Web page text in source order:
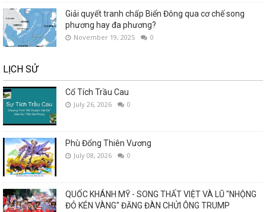
Giải quyết tranh chấp Biển Đông qua cơ chế song
phương hay đa phương?
November 19, 2025 0
LỊCH SỬ
Cổ Tích Trầu Cau
July 26, 2026 0
Phù Đổng Thiên Vương
July 08, 2026 0
QUỐC KHÁNH MỸ - SONG THẤT VIỆT VÀ LŨ "NHỘNG
ĐỎ KÉN VÀNG" ĐĂNG ĐÀN CHỬI ÔNG TRUMP